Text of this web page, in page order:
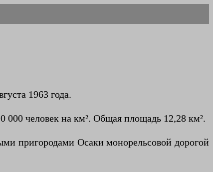
1963 года.
000 человек на км². Общая площадь 12,28 км².
пригородами Осаки монорельсовой дорогой